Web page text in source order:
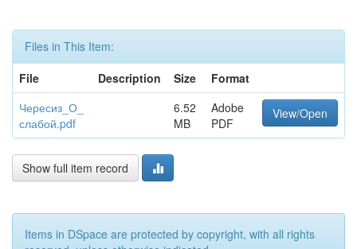
Files in This Item:
File
Description Size
Format
Чересиз_О_
слабой.pdf
6.52
MB
Adobe
PDF
View/Open
Show full item record
Items in DSpace are protected by copyright, with all rights